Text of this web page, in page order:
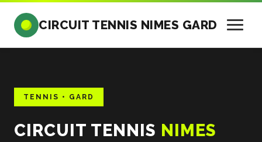
CIRCUIT TENNIS NIMES GARD
TENNIS • GARD
CIRCUIT TENNIS NIMES